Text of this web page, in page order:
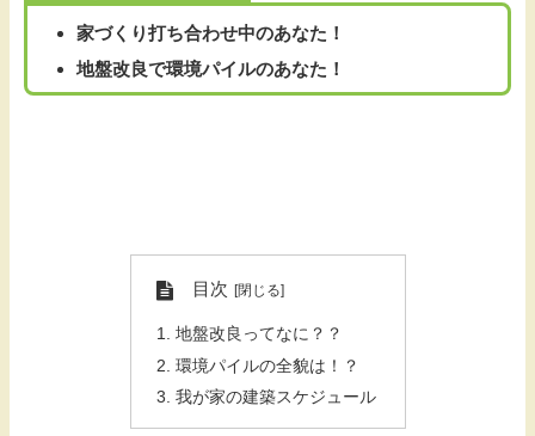
家づくり打ち合わせ中のあなた！
地盤改良で環境パイルのあなた！
目次
地盤改良ってなに？？
環境パイルの全貌は！？
我が家の建築スケジュール